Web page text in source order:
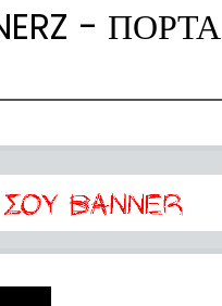
- ΠΟΡΤΑ